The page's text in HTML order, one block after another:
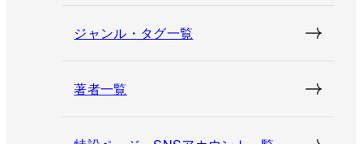
ジャンル・タグ一覧
著者一覧